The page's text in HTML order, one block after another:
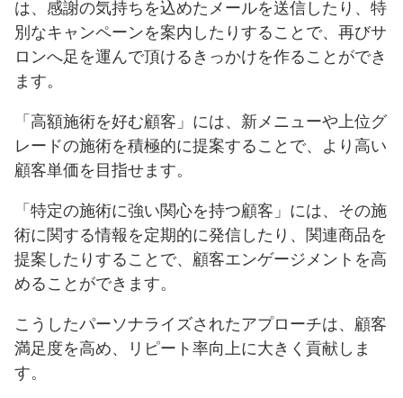
は、感謝の気持ちを込めたメールを送信したり、特
別なキャンペーンを案内したりすることで、再びサ
ロンへ足を運んで頂けるきっかけを作ることができ
ます。
「高額施術を好む顧客」には、新メニューや上位グ
レードの施術を積極的に提案することで、より高い
顧客単価を目指せます。
「特定の施術に強い関心を持つ顧客」には、その施
術に関する情報を定期的に発信したり、関連商品を
提案したりすることで、顧客エンゲージメントを高
めることができます。
こうしたパーソナライズされたアプローチは、顧客
満足度を高め、リピート率向上に大きく貢献しま
す。